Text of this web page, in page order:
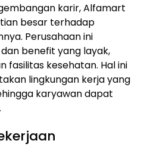
karir, Alfamart
besar terhadap
Perusahaan ini
benefit yang layak,
fasilitas kesehatan. Hal ini
lingkungan kerja yang
karyawan dapat